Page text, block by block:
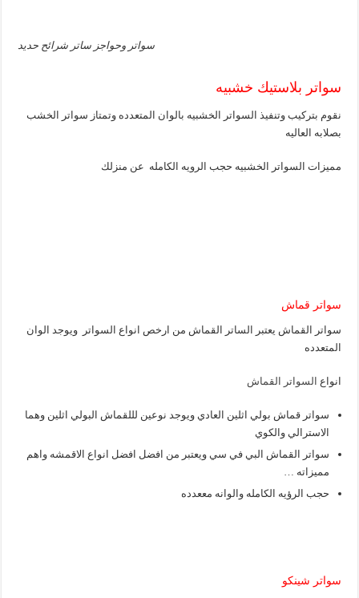
سواتر وحواجز ساتر شرائح حديد
سواتر بلاستيك خشبيه
نقوم بتركيب وتنفيذ السواتر الخشبيه بالوان المتعدده وتمتاز سواتر الخشب
بصلابه العاليه
مميزات السواتر الخشبيه حجب الرويه الكامله عن منزلك
سواتر قماش
سواتر القماش يعتبر الساتر القماش من ارخص انواع السواتر ويوجد الوان
المتعدده
انواعالسواتر القماش
سواتر قماش بولي اثلين العادي ويوجد نوعين لللقماش البولي اثلين وهما
الاسترالي والكوي
سواتر القماش البي في سي ويعتبر من افضل افضل انواع الاقمشه واهم
مميزاته …
حجب الرؤيه الكامله والوانه مععدده
سواتر شينكو